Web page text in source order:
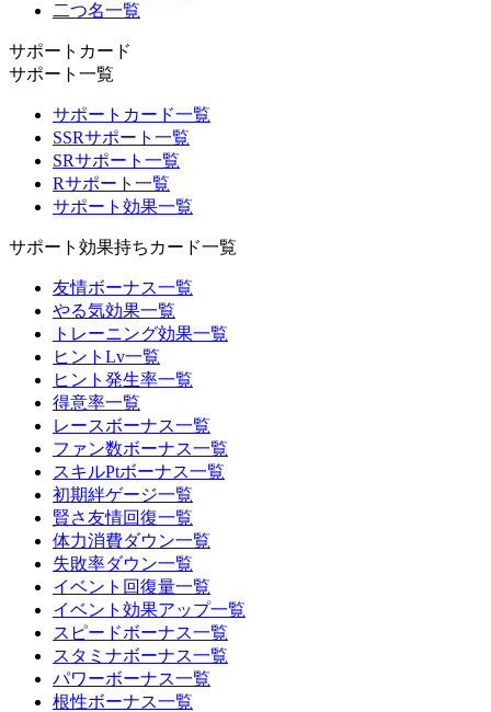
二つ名一覧
サポートカード
サポート一覧
サポートカード一覧
SSRサポート一覧
SRサポート一覧
Rサポート一覧
サポート効果一覧
サポート効果持ちカード一覧
友情ボーナス一覧
やる気効果一覧
トレーニング効果一覧
ヒントLv一覧
ヒント発生率一覧
得意率一覧
レースボーナス一覧
ファン数ボーナス一覧
スキルPtボーナス一覧
初期絆ゲージ一覧
賢さ友情回復一覧
体力消費ダウン一覧
失敗率ダウン一覧
イベント回復量一覧
イベント効果アップ一覧
スピードボーナス一覧
スタミナボーナス一覧
パワーボーナス一覧
根性ボーナス一覧